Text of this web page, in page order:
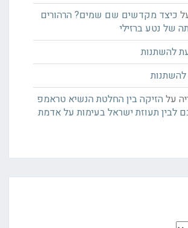
כיצד מקדשים שם שמים? הרהורים
של נטע ברזילי
להשתנות
על הזיקה בין החלטת הנשיא טראמפ
לבין תעוזת ישראל בעימות על אדמת